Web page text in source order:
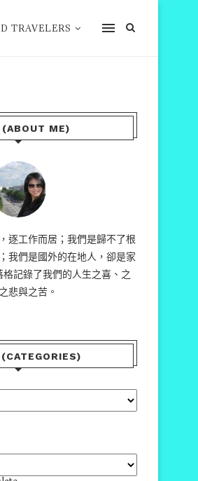
TRAVELERS
(ABOUT ME)
逐工作而居；我們是歸不了根
我們是國外的在地人，卻是家
記錄了我們的人生之喜、之
悲與之苦。